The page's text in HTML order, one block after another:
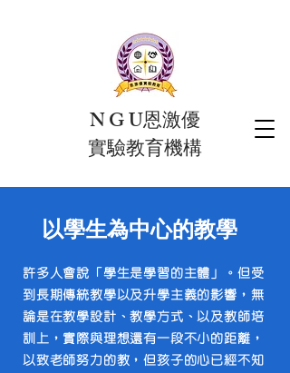
N G U恩激優
實驗教育機構
以學生為中心的教學
許多人會說「學生是學習的主體」。但受
到長期傳統教學以及升學主義的影響，無
論是在教學設計、教學方式、以及教師培
訓上，實際與理想還有一段不小的距離，
以致老師努力的教，但孩子的心已經不知